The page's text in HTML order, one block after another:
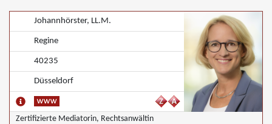
Johannhörster, LL.M.
Regine
40235
Düsseldorf
Zertifizierte Mediatorin, Rechtsanwältin